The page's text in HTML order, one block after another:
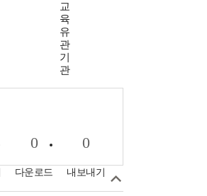
교
육
유
관
기
관
0
다운로드
0
내보내기